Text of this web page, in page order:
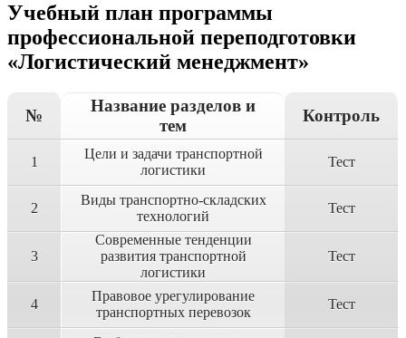
Учебный план программы
профессиональной переподготовки
«Логистический менеджмент»
№
Название разделов и
тем
Контроль
1
Цели и задачи транспортной
логистики
Тест
2
Виды транспортно-складских
технологий
Тест
3
Современные тенденции
развития транспортной
логистики
Тест
4
Правовое урегулирование
транспортных перевозок
Тест